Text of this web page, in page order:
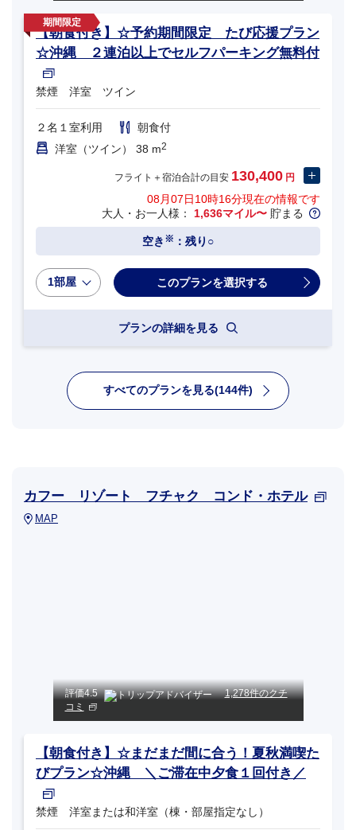
【朝食付き】☆予約期間限定 たび応援プラン
☆沖縄 ２連泊以上でセルフパーキング無料付
禁煙 洋室 ツイン
２名１室利用
朝食付
洋室（ツイン） 38 m2
フライト＋宿泊合計の目安 130,400 円
08月07日10時16分現在の情報です
大人・お一人様： 1,636マイル〜 貯まる
空き ※ ：残り○
1部屋
プランの詳細を見る
すべてのプランを見る(144件)
カフー リゾート フチャク コンド・ホテル
MAP
評価4.5
1,278件のクチ
コミ
【朝食付き】☆まだまだ間に合う！夏秋満喫た
びプラン☆沖縄 ＼ご滞在中夕食１回付き／
禁煙 洋室または和洋室（棟・部屋指定なし）